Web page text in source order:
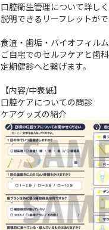
口腔衛生管理について詳し
説明できるリーフレットが
食渣・歯垢・バイオフィル
ご自宅でのセルフケアと歯
定期健診へと繋げます。
【内容/中表紙】
口腔ケアについての問診